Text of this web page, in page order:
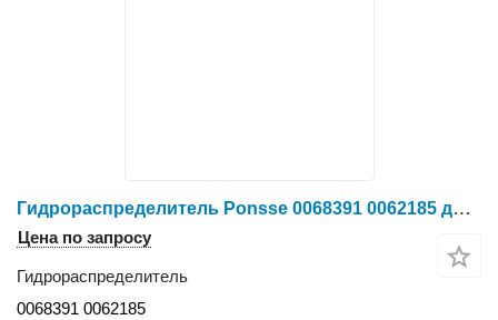
Гидрораспределитель Ponsse 0068391 0062185 для харвестера Ponsse Ergo
Цена по запросу
Гидрораспределитель
0068391 0062185